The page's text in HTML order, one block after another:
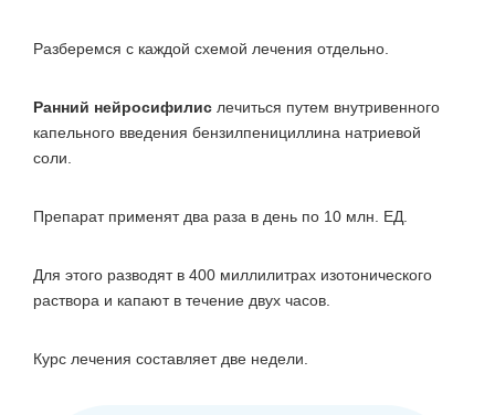
Разберемся с каждой схемой лечения отдельно.
Ранний нейросифилис лечиться путем внутривенного
капельного введения бензилпенициллина натриевой
соли.
Препарат применят два раза в день по 10 млн. ЕД.
Для этого разводят в 400 миллилитрах изотонического
раствора и капают в течение двух часов.
Курс лечения составляет две недели.